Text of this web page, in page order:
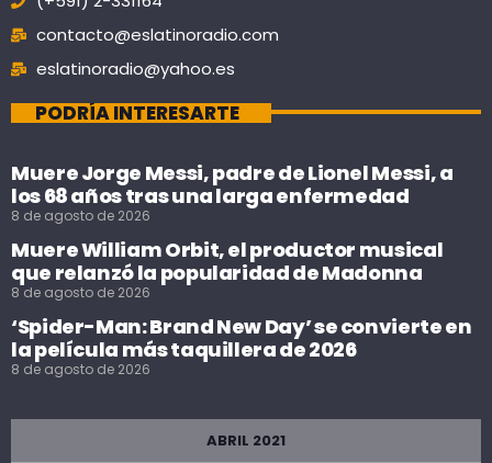
contacto@eslatinoradio.com
eslatinoradio@yahoo.es
PODRÍA INTERESARTE
Muere Jorge Messi, padre de Lionel Messi, a
los 68 años tras una larga enfermedad
8 de agosto de 2026
Muere William Orbit, el productor musical
que relanzó la popularidad de Madonna
8 de agosto de 2026
‘Spider-Man: Brand New Day’ se convierte en
la película más taquillera de 2026
8 de agosto de 2026
ABRIL 2021